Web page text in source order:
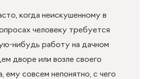
когда неискушенному в
человеку требуется
нибудь работу на дачном
дворе или возле своего
ему совсем непонятно, с чего